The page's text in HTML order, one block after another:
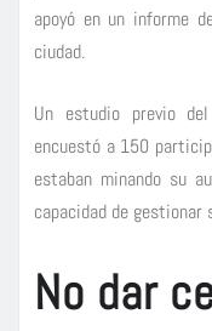
apoyó en un informe
ciudad.
Un estudio previo
encuestó a 150
estaban minando su
capacidad de
No dar